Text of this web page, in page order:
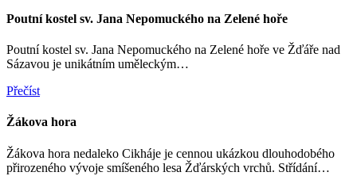
Poutní kostel sv. Jana Nepomuckého na Zelené hoře
Poutní kostel sv. Jana Nepomuckého na Zelené hoře ve Žďáře nad
Sázavou je unikátním uměleckým…
Přečíst
Žákova hora
Žákova hora nedaleko Cikháje je cennou ukázkou dlouhodobého
přirozeného vývoje smíšeného lesa Žďárských vrchů. Střídání…